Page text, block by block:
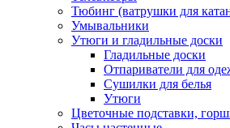
Тюбинг (ватрушки для
Умывальники
Утюги и гладильные доски
Гладильные доски
Отпариватели для
Сушилки для белья
Утюги
Цветочные подставки,